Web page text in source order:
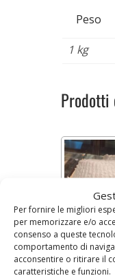
Per fornire le migliori
per memorizzare e/o
consenso a queste
comportamento di
acconsentire o ritirare il
caratteristiche e funzioni.
Peso
1 kg
BUFALA
Prezzo al